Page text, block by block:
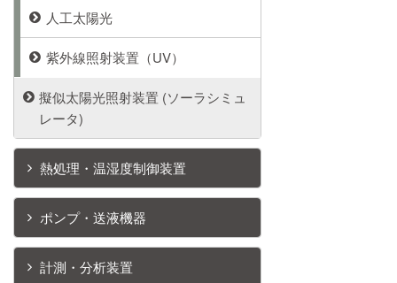
人工太陽光
紫外線照射装置（UV）
擬似太陽光照射装置 (ソーラシミュ
レータ)
熱処理・温湿度制御装置
ポンプ・送液機器
計測・分析装置